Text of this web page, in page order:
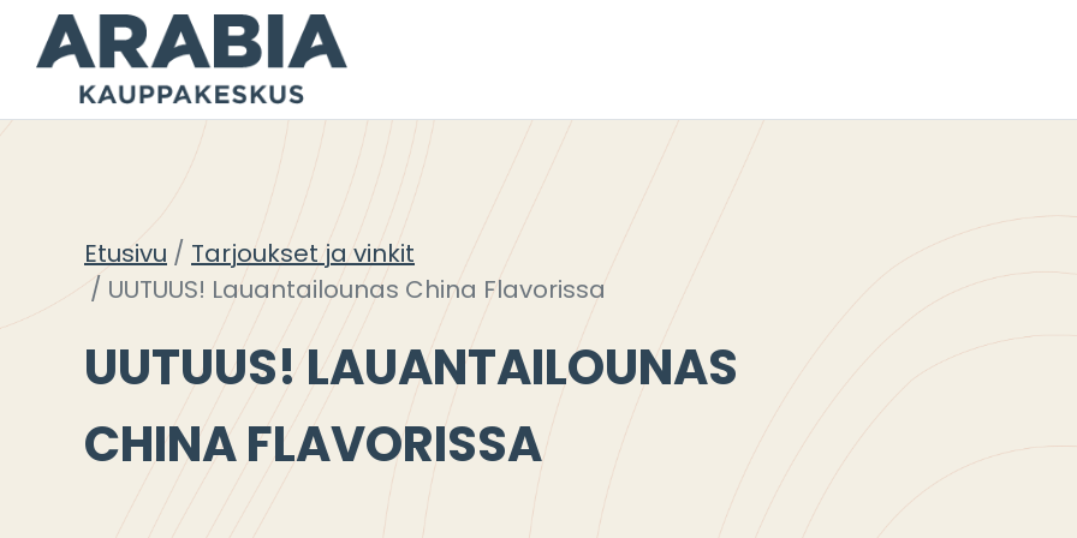
Siirry
sisältöön
Etusivu
Tarjoukset ja vinkit
UUTUUS! Lauantailounas China Flavorissa
UUTUUS! LAUANTAILOUNAS
CHINA FLAVORISSA